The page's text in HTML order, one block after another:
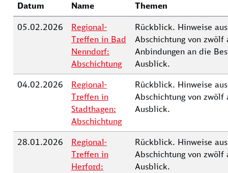
Datum Name Themen
05.02.2026
Regional-
Treffen in Bad
Nenndorf:
Abschichtung
Rückblick. Hinweise
Abschichtung von
Anbindungen an die
Ausblick.
04.02.2026
Regional-
Treffen in
Stadthagen:
Abschichtung
Rückblick. Hinweise
Abschichtung von
Ausblick.
28.01.2026
Regional-
Treffen in
Herford:
Rückblick. Hinweise
Abschichtung von
Ausblick.